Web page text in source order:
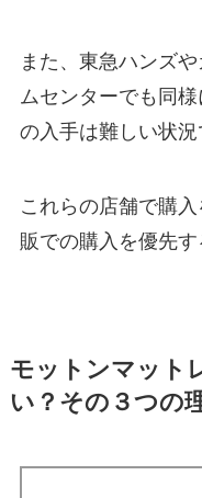
また、東急ハンズ
ムセンターでも同
の入手は難しい状況
これらの店舗で購
販での購入を優先す
モットンマット
い？その３つの